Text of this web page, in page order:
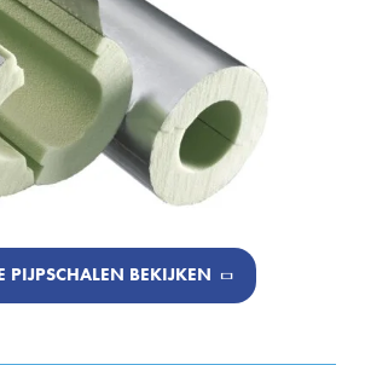
PIJPSCHALEN BEKIJKEN